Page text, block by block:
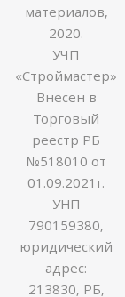
материалов,
2020.
УЧП
«Строймастер»
Внесен в
Торговый
реестр РБ
№518010 от
01.09.2021г.
УНП
790159380,
юридический
адрес:
213830, РБ,